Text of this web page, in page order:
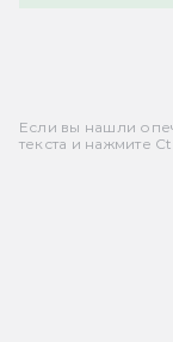
Если вы нашли
текста и нажмите